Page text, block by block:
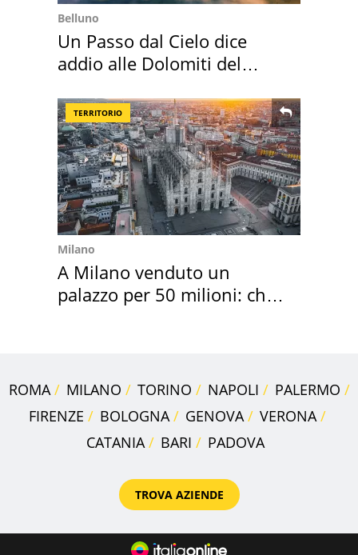
Belluno
Un Passo dal Cielo dice
addio alle Dolomiti del
TERRITORIO
Milano
A Milano venduto un
palazzo per 50 milioni: chi
ROMA MILANO TORINO NAPOLI
PALERMO
FIRENZE
BOLOGNA GENOVA
VERONA
CATANIA
BARI PADOVA
TROVA AZIENDE